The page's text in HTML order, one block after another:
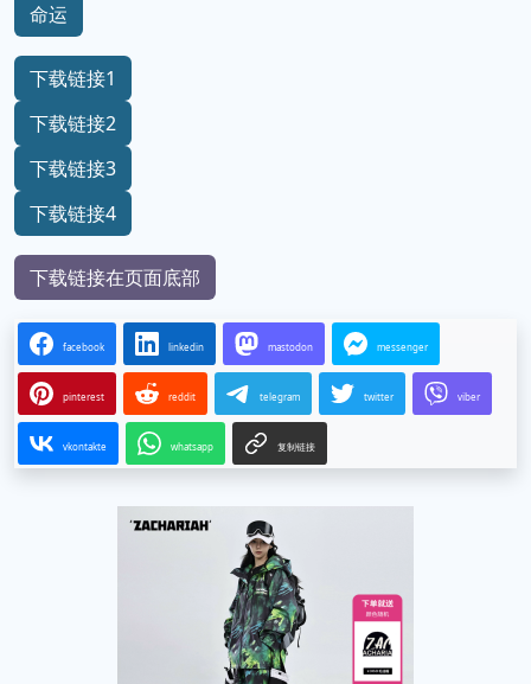
命运
下载链接1
下载链接2
下载链接3
下载链接4
下载链接在页面底部
facebook linkedin mastodon messenger
pinterest reddit telegram twitter viber
vkontakte whatsapp 复制链接